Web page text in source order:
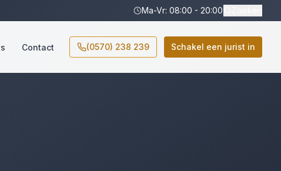
Ma-Vr: 08:00 - 20:00
Contact (0570) 238 239 Schakel een jurist in